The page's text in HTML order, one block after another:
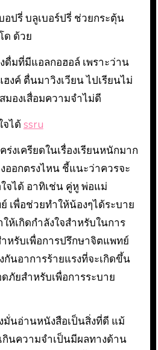
อปรี่ บลูเบอร์ปรี่ ช่วยกระตุ้น
ด ด้วย
ดื่มที่มีแอลกอฮอล์ เพราะว่าน
งค์ ตื่นมาวิงเวียน ไปเรียนไม่
มองเสื่อมความจำไม่ดี
จได้ssru
งเครียดในเรื่องเรียนหนักมาก
ออกตรงไหน ชี้แนะว่าควรจะ
จได้ อาทิเช่น คู่หู พ่อแม่
เพื่อช่วยทำให้น้องๆได้ระบาย
ห้เกิดกำลังใจสำหรับในการ
หรับเพื่อการปรึกษาจิตแพทย์
นอาการร้ายแรงที่จะเกิดขึ้น
ภัยสำหรับเพื่อการระบาย
มั่นอ่านหนังสือเป็นสิ่งที่ดี แม้
กินความจำเป็นมีผลทางด้าน